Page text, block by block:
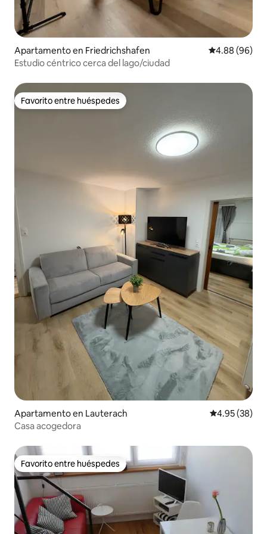
Apartamento en Friedrichshafen Calificación
4.88 (96)
Estudio céntrico cerca del lago/ciudad
Favorito entre huéspedes
Favorito entre huéspedes
Apartamento en Lauterach Calificación
4.95 (38)
Casa acogedora
Favorito entre huéspedes
Favorito entre huéspedes